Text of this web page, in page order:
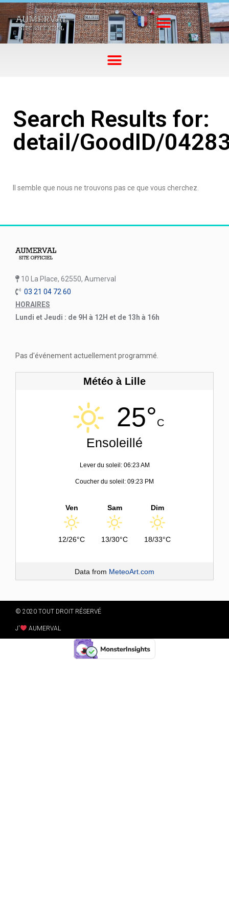
Search Results for:
detail/GoodID/
Il semble que nous ne trouvons pas ce que vous cherchez.
10 La Place, 62550, Aumerval
03 21 04 72 60
HORAIRES
Lundi et Jeudi : de 9H à 12H et de 13h à 16h
Pas d'événement actuellement programmé.
Météo à Lille
25°C
Ensoleillé
Lever du soleil: 06:23 AM
Coucher du soleil: 09:23 PM
Ven
12/26°C
Sam
13/30°C
Dim
18/33°C
Data from MeteoArt.com
© 2020 TOUT DROIT RÉSERVÉ
J' AUMERVAL